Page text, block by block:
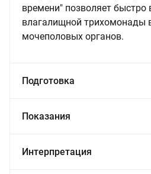
времени" позволяет
влагалищной трихомонады
мочеполовых органов.
Подготовка
Показания
Интерпретация